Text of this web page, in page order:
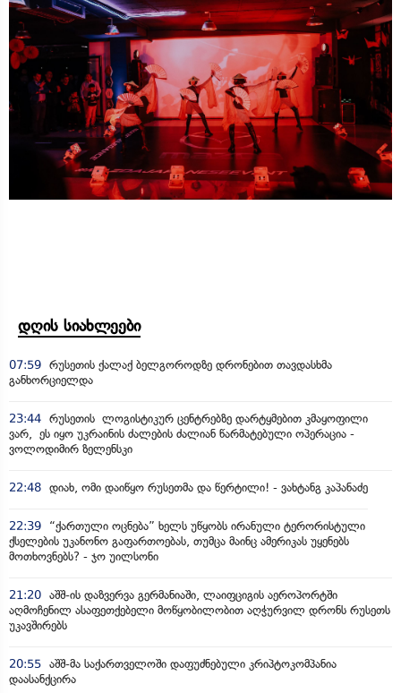
დღის სიახლეები
07:59 რუსეთის ქალაქ ბელგოროდზე დრონებით თავდასხმა
განხორციელდა
23:44 რუსეთის ლოგისტიკურ ცენტრებზე დარტყმებით კმაყოფილი
ვარ, ეს იყო უკრაინის ძალების ძალიან წარმატებული ოპერაცია -
ვოლოდიმირ ზელენსკი
22:48 დიახ, ომი დაიწყო რუსეთმა და წერტილი! - ვახტანგ კაპანაძე
22:39
“ქართული ოცნება” ხელს უწყობს ირანული ტერორისტული
ქსელების უკანონო გაფართოებას, თუმცა მაინც ამერიკას უყენებს
მოთხოვნებს? - ჯო უილსონი
21:20 აშშ-ის დაზვერვა გერმანიაში, ლაიფციგის აეროპორტში
აღმოჩენილ ასაფეთქებელი მოწყობილობით აღჭურვილ დრონს რუსეთს
უკავშირებს
20:55 აშშ-მა საქართველოში დაფუძნებული კრიპტოკომპანია
დაასანქცირა